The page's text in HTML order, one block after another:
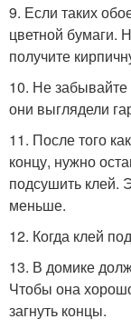
9. Если таких
цветной бумаги.
получите
10. Не
они выглядели
11. После того
концу, нужно
подсушить клей.
меньше.
12. Когда клей
13. В домике
Чтобы она
загнуть концы.